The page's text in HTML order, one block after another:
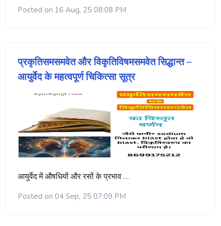
Posted on 16 Aug, 25 08:08 PM
प्रकृतिसमसमवेत और विकृतिविषमसमवेत सिद्धान्त –
आयुर्वेद के महत्वपूर्ण चिकित्सा सूत्र
आयुर्वेद में औषधियों और रसों के प्रभाव …
Posted on 04 Sep, 25 07:09 PM